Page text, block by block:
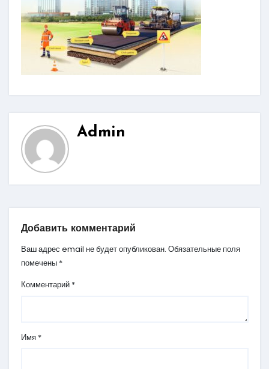
Admin
Добавить комментарий
Ваш адрес email не будет опубликован. Обязательные поля
помечены *
Комментарий *
Имя *